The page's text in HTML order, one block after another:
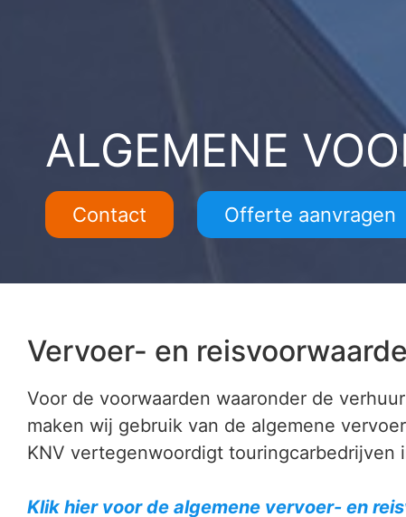
ALGEMENE
Contact Offerte aanvragen
Vervoer- en
Voor de voorwaarden waaronder de
maken wij gebruik van de algemene
KNV vertegenwoordigt touringcarbedrijven
Klik hier voor de algemene vervoer- en